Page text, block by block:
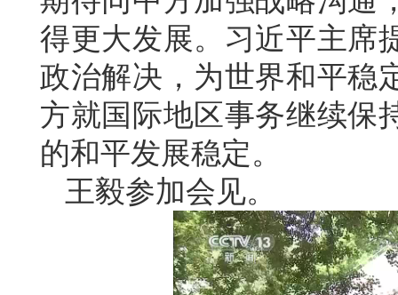
得更大发展。习近平主席
政治解决，为世界和平稳
方就国际地区事务继续保
的和平发展稳定。
王毅参加会见。